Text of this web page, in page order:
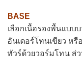
BASE
เลือกเนื้อรองพื้นแบบ
อันเดอร์โทนเขียว หรื
ทัวร์ด้วยวอร์มโทน ส่